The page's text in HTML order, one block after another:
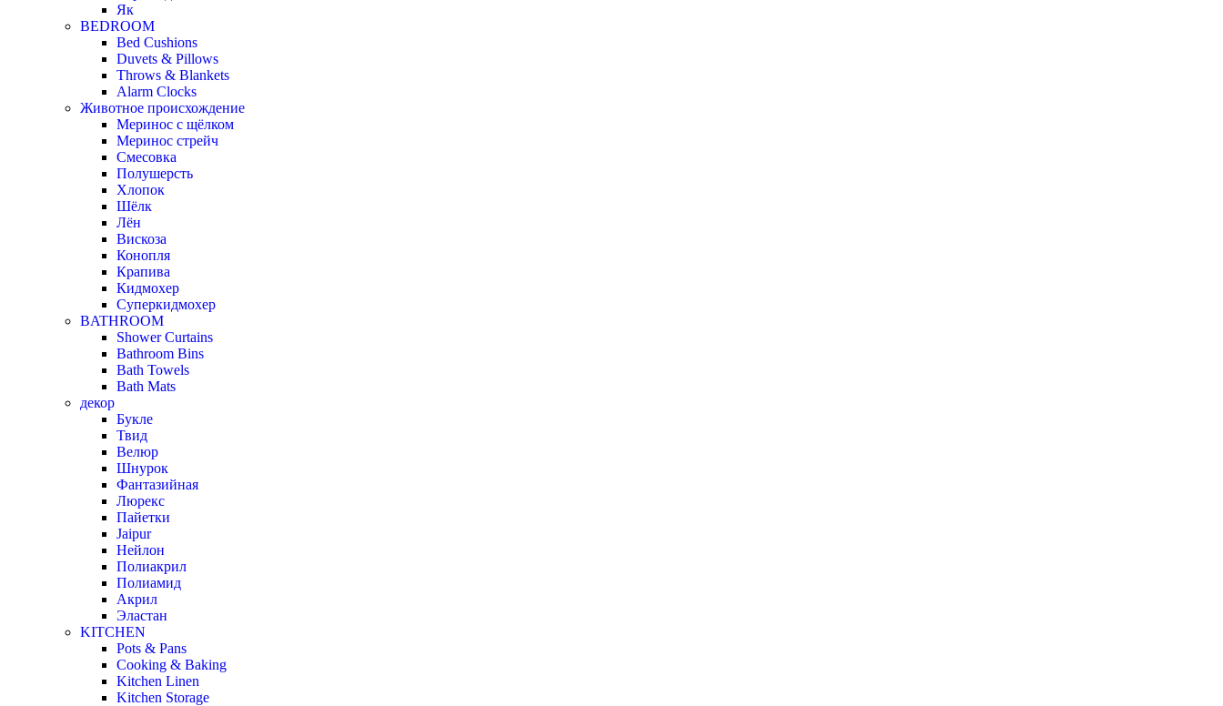
Як
BEDROOM
Bed Cushions
Duvets & Pillows
Throws & Blankets
Alarm Clocks
Животное происхождение
Меринос с щёлком
Меринос стрейч
Смесовка
Полушерсть
Хлопок
Шёлк
Лён
Вискоза
Конопля
Крапива
Кидмохер
Суперкидмохер
BATHROOM
Shower Curtains
Bathroom Bins
Bath Towels
Bath Mats
декор
Букле
Твид
Велюр
Шнурок
Фантазийная
Люрекс
Пайетки
Jaipur
Нейлон
Полиакрил
Полиамид
Акрил
Эластан
KITCHEN
Pots & Pans
Cooking & Baking
Kitchen Linen
Kitchen Storage